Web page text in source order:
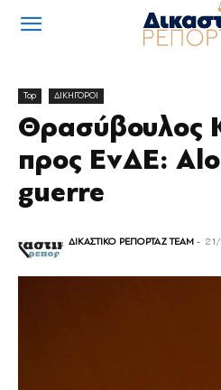
Top ΔΙΚΗΓΟΡΟΙ
Θρασύβουλος
προς ΕνΔΕ:
guerre
ΔΙΚΑΣΤΙΚΟ ΡΕΠΟΡΤΑΖ TEAM - 21/